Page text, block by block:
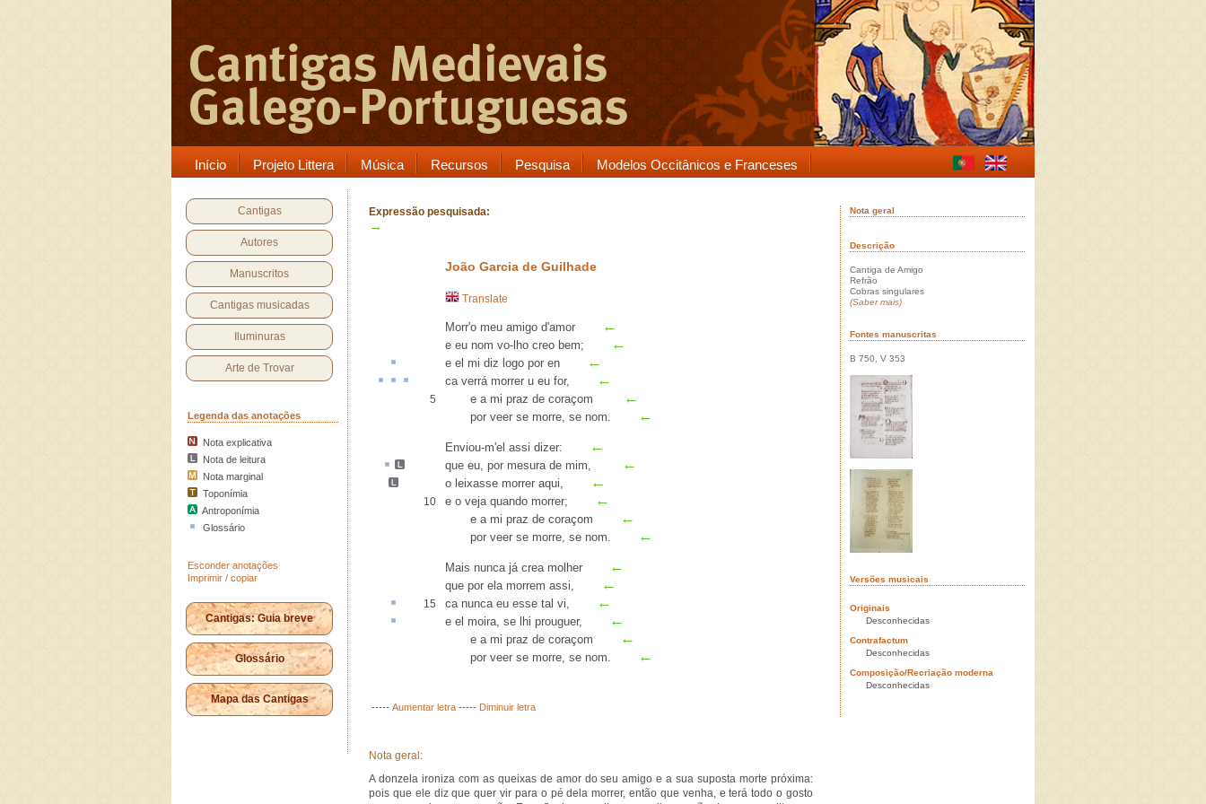
Início Projeto Littera Música Recursos Pesquisa Modelos Occitânicos e Franceses
Cantigas
Autores
Manuscritos
Cantigas musicadas
Iluminuras
Arte de Trovar
Legenda das anotações
Nota explicativa
Nota de leitura
Nota marginal
Toponímia
Antroponímia
Glossário
Esconder anotações
Imprimir / copiar
Cantigas: Guia breve
Glossário
Mapa das Cantigas
Expressão pesquisada:
→
João Garcia de Guilhade
Translate
Morr'o meu amigo d'amor ←
e eu nom vo-lho creo bem; ←
e el mi diz logo por en ←
ca verrámorrer u eu for, ←
5 e a mi praz de coraçom ←
por veer se morre, se nom. ←
Enviou-m'el assi dizer: ←
que eu, por mesurade mim, ←
o leixasse morrer aqui, ←
10 e o veja quando morrer; ←
e a mi praz de coraçom ←
por veer se morre, se nom. ←
Mais nunca já crea molher ←
que por ela morrem assi, ←
15 ca nunca eu esse tal vi, ←
e el moira, se lhi prouguer, ←
e a mi praz de coraçom ←
por veer se morre, se nom. ←
----- Aumentar letra ----- Diminuir letra
Nota geral:
A donzela ironiza com as queixas de amor do seu amigo e a sua suposta morte próxima:
pois que ele diz que quer vir para o pé dela morrer, então que venha, e terá todo o gosto
Nota geral
Descrição
Cantiga de Amigo
Refrão
Cobras singulares
(Saber mais)
Fontes manuscritas
B 750, V 353
Versões musicais
Originais
Desconhecidas
Contrafactum
Desconhecidas
Composição/Recriação moderna
Desconhecidas